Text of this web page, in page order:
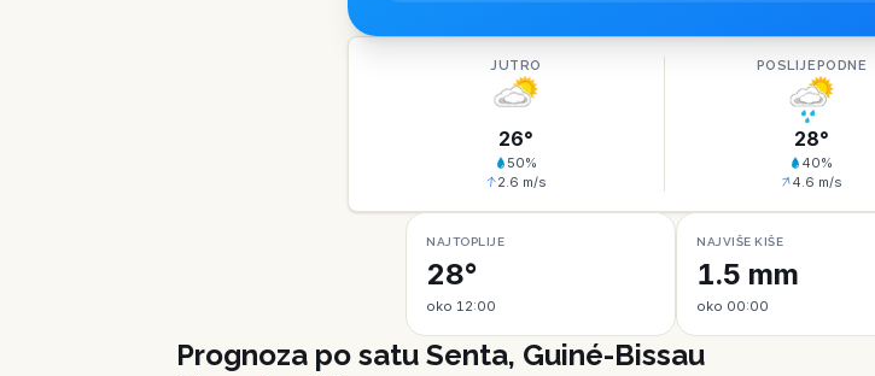
JUTRO
26°
50%
2.6 m/s
POSLIJEPODNE
28°
40%
4.6 m/s
NAJTOPLIJE
28°
oko 12:00
NAJVIŠE KIŠE
1.5 mm
oko 00:00
Prognoza po satuSenta, Guiné-Bissau